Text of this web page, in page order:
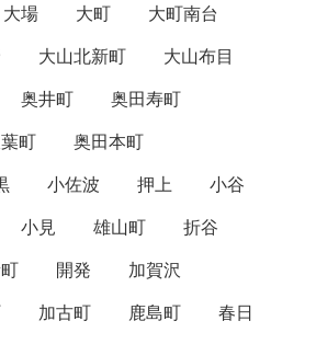
大場 大町
大町南台
大山北新町
大山布目
奥井町
奥田寿町
町
奥田本町
小佐波 押上
小谷
小見 雄山町
折谷
開発
加賀沢
加古町 鹿島町
春日